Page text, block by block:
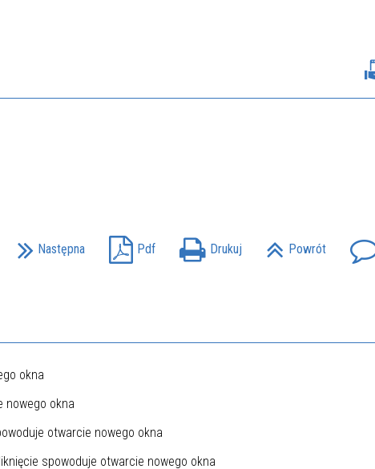
Następna Pdf Drukuj Powrót